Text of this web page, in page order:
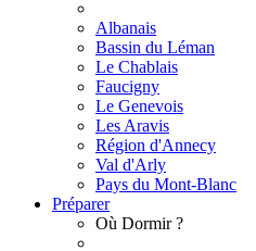
Albanais
Bassin du Léman
Le Chablais
Faucigny
Le Genevois
Les Aravis
Région d'Annecy
Val d'Arly
Pays du Mont-Blanc
Préparer
Où Dormir ?